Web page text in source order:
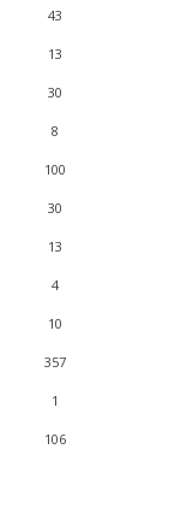
43
13
30
8
100
30
13
4
10
357
1
106